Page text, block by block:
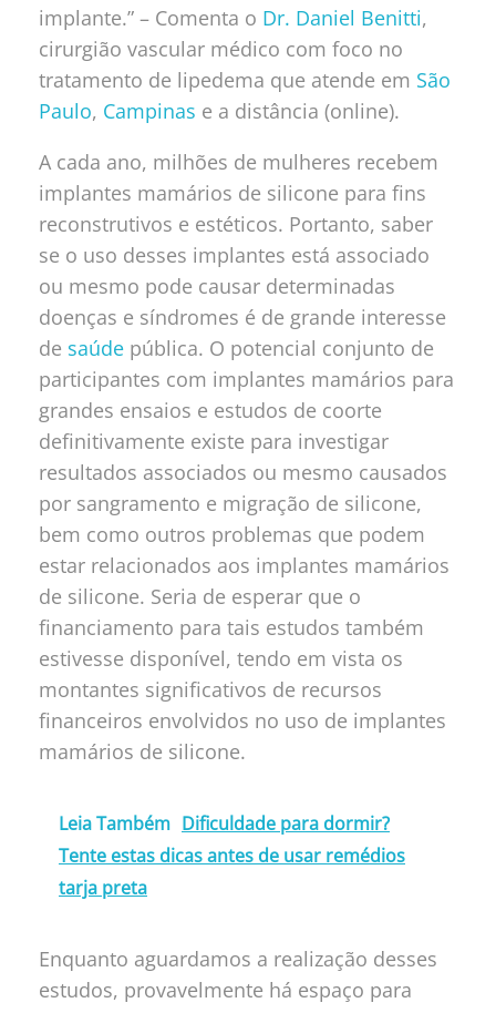
implante.” – Comenta o Dr. Daniel Benitti,
cirurgião vascular médico com foco no
tratamento de lipedema que atende em São
Paulo, Campinas e a distância (online).
A cada ano, milhões de mulheres recebem
implantes mamários de silicone para fins
reconstrutivos e estéticos. Portanto, saber
se o uso desses implantes está associado
ou mesmo pode causar determinadas
doenças e síndromes é de grande interesse
de saúde pública. O potencial conjunto de
participantes com implantes mamários para
grandes ensaios e estudos de coorte
definitivamente existe para investigar
resultados associados ou mesmo causados
por sangramento e migração de silicone,
bem como outros problemas que podem
estar relacionados aos implantes mamários
de silicone. Seria de esperar que o
financiamento para tais estudos também
estivesse disponível, tendo em vista os
montantes significativos de recursos
financeiros envolvidos no uso de implantes
mamários de silicone.
Leia Também Dificuldade para dormir?
Tente estas dicas antes de usar remédios
tarja preta
Enquanto aguardamos a realização desses
estudos, provavelmente há espaço para